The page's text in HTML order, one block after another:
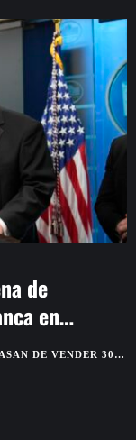
de
en
DE VENDER 300
EN MÉXICO